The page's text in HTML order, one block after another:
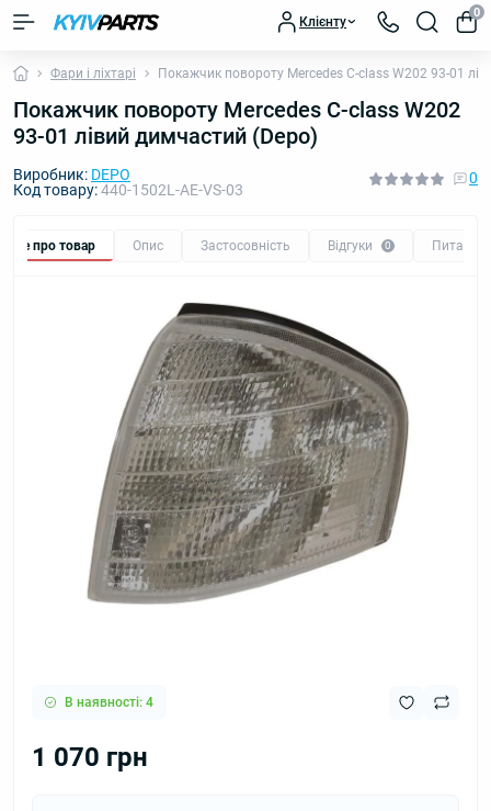
Клієнту
0
Фари і ліхтарі Покажчик повороту Mercedes C-class W202 93-01
Покажчик повороту Mercedes C-class W202
93-01 лівий димчастий (Depo)
Виробник: DEPO
Код товару:440-1502L-AE-VS-03
0
Все про товар Опис Застосовність Відгуки 0 Питання
В наявності: 4
1 070 грн